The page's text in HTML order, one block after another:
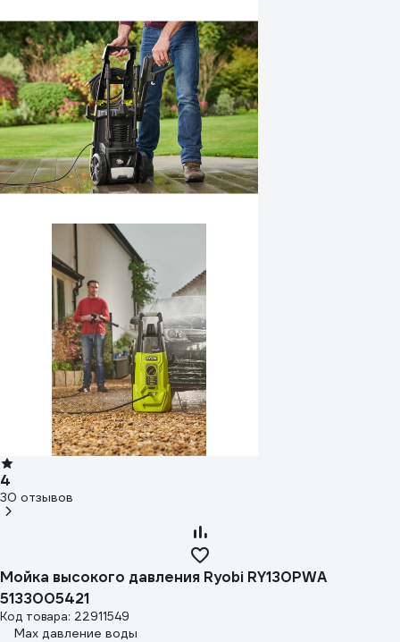
4
30 отзывов
Мойка высокого давления Ryobi RY130PWA
5133005421
Код товара: 22911549
Max давление воды